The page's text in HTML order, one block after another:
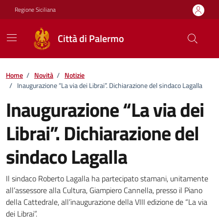
Vai ai contenuti
Vai al footer
Regione Siciliana
Città di Palermo
Home / Novità / Notizie
/ Inaugurazione “La via dei Librai”. Dichiarazione del sindaco Lagalla
Inaugurazione “La via dei
Librai”. Dichiarazione del
sindaco Lagalla
Dettagli della notizia
Il sindaco Roberto Lagalla ha partecipato stamani, unitamente
all’assessore alla Cultura, Giampiero Cannella, presso il Piano
della Cattedrale, all’inaugurazione della VIII edizione de “La via
dei Librai”.